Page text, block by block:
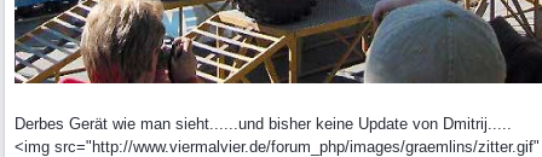
Derbes Gerät wie man sieht......und bisher keine Update von Dmitrij.....
<img src="http://www.viermalvier.de/forum_php/images/graemlins/zitter.gif"